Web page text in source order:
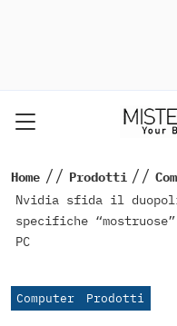
Home // Prodotti //
Nvidia sfida il
specifiche
PC
Computer Prodotti